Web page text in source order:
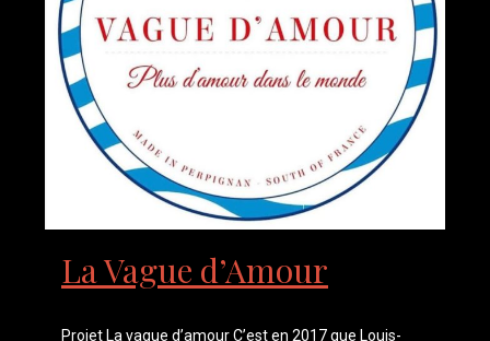
La Vague d’Amour
Projet La vague d’amour C’est en 2017 que Louis-